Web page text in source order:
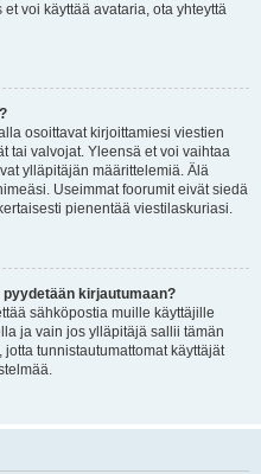
voi käyttää avataria, ota yhteyttä
osoittavat kirjoittamiesi viestien
tai valvojat. Yleensä et voi vaihtaa
ylläpitäjän määrittelemiä. Älä
Useimmat foorumit eivät siedä
pienentää viestilaskuriasi.
kirjautumaan?
sähköpostia muille käyttäjille
ja vain jos ylläpitäjä sallii tämän
tunnistautumattomat käyttäjät